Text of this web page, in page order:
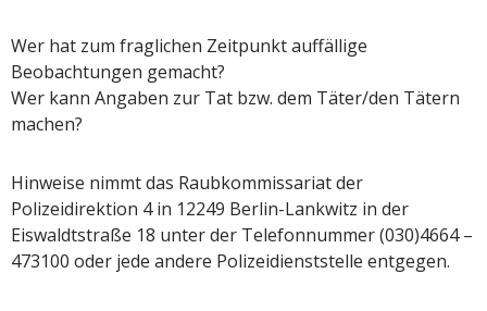
Wer hat zum fraglichen Zeitpunkt auffällige
Beobachtungen gemacht?
Wer kann Angaben zur Tat bzw. dem Täter/den Tätern
machen?
Hinweise nimmt das Raubkommissariat der
Polizeidirektion 4 in 12249 Berlin-Lankwitz in der
Eiswaldtstraße 18 unter der Telefonnummer (030)4664 –
473100 oder jede andere Polizeidienststelle entgegen.